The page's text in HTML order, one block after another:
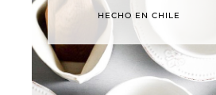
HECHO EN CHILE